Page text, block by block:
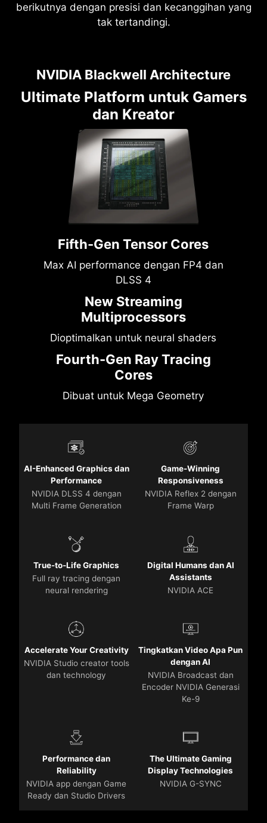
berikutnya dengan presisi dan kecanggihan yang
tak tertandingi.
NVIDIA Blackwell Architecture
Ultimate Platform untuk Gamers
dan Kreator
Fifth-Gen Tensor Cores
Max AI performance dengan FP4 dan
DLSS 4
New Streaming
Multiprocessors
Dioptimalkan untuk neural shaders
Fourth-Gen Ray Tracing
Cores
Dibuat untuk Mega Geometry
AI-Enhanced Graphics dan
Performance
NVIDIA DLSS 4 dengan
Multi Frame Generation
Game-Winning
Responsiveness
NVIDIA Reflex 2 dengan
Frame Warp
True-to-Life Graphics
Full ray tracing dengan
neural rendering
Digital Humans dan AI
Assistants
NVIDIA ACE
Accelerate Your Creativity
NVIDIA Studio creator tools
dan technology
Tingkatkan Video Apa Pun
dengan AI
NVIDIA Broadcast dan
Encoder NVIDIA Generasi
Ke-9
Performance dan
Reliability
NVIDIA app dengan Game
Ready dan Studio Drivers
The Ultimate Gaming
Display Technologies
NVIDIA G-SYNC